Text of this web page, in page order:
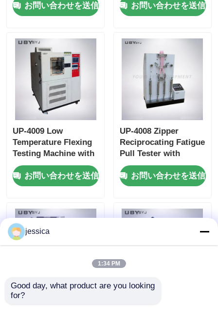
50 Cycles/min
Adjustable Speed and
Water Tank
お問い合わせを送信
Range, ≤±0.5ºC
Uniformity, and
お問い合わせを送信
UP-4009 Low
Temperature Flexing
Testing Machine with
Vertical Design and
Stainless Steel
Construction for
Resistance Testing
ISO 5423
お問い合わせを送信
UP-4008 Zipper
Reciprocating Fatigue
Pull Tester with
75mm Reciprocating
Stroke and 0~500N
Test Load Range
Compliant
お問い合わせを送信
jessica
1:34 PM
Good day, what product are you looking
for?